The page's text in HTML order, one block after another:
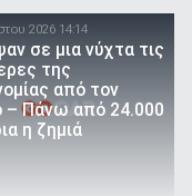
2026 14:14
σε μια νύχτα τις
της
από τον
– Πάνω από 24.000
η ζημιά